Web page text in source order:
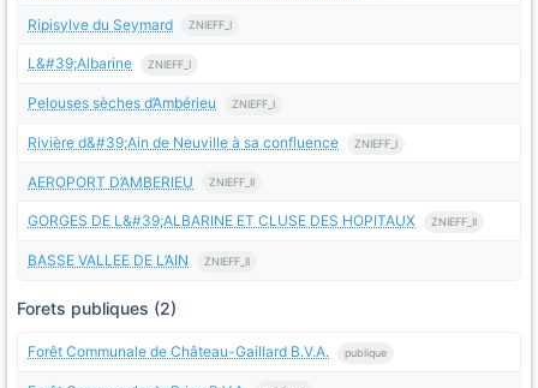
Ripisylve du Seymard ZNIEFF_I
L&#39;Albarine ZNIEFF_I
Pelouses sèches d’Ambérieu ZNIEFF_I
Rivière d&#39;Ain de Neuville à sa confluence ZNIEFF_I
AEROPORT D’AMBERIEU ZNIEFF_II
GORGES DE L&#39;ALBARINE ET CLUSE DES HOPITAUX ZNIEFF_II
BASSE VALLEE DE L’AIN ZNIEFF_II
Forets publiques (2)
Forêt Communale de Château-Gaillard B.V.A. publique